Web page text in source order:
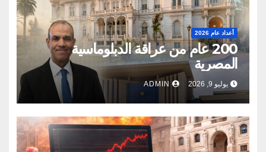
أعداد عام 2026
200 عام من عراقة الدبلوماسية
المصرية
يوليو 9, 2026 ADMIN